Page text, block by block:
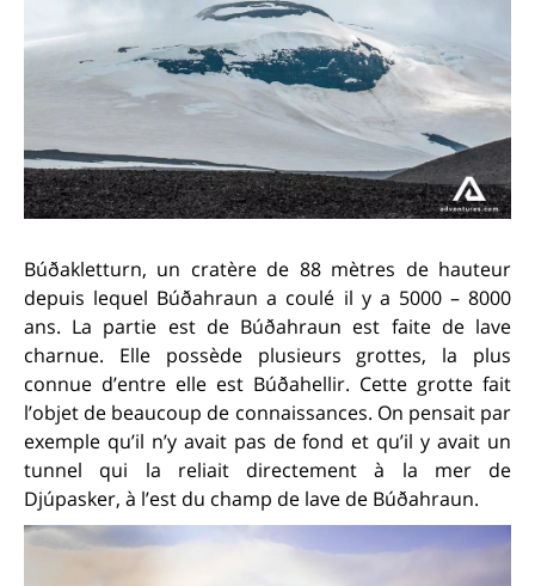
Búðakletturn, un cratère de 88 mètres de hauteur
depuis lequel Búðahraun a coulé il y a 5000 – 8000
ans. La partie est de Búðahraun est faite de lave
charnue. Elle possède plusieurs grottes, la plus
connue d’entre elle est Búðahellir. Cette grotte fait
l’objet de beaucoup de connaissances. On pensait par
exemple qu’il n’y avait pas de fond et qu’il y avait un
tunnel qui la reliait directement à la mer de
Djúpasker, à l’est du champ de lave de Búðahraun.